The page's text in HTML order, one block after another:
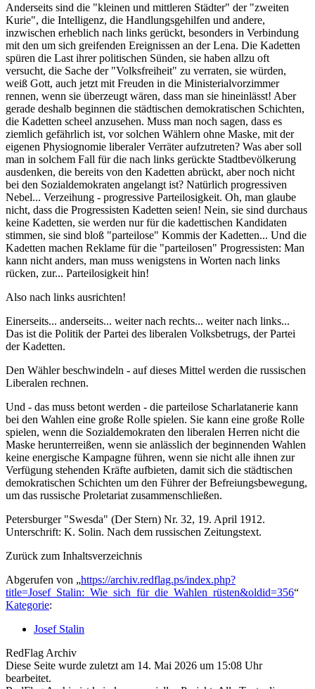
Anderseits sind die "kleinen und mittleren Städter" der "zweiten
Kurie", die Intelligenz, die Handlungsgehilfen und andere,
inzwischen erheblich nach links gerückt, besonders in Verbindung
mit den um sich greifenden Ereignissen an der Lena. Die Kadetten
spüren die Last ihrer politischen Sünden, sie haben allzu oft
versucht, die Sache der "Volksfreiheit" zu verraten, sie würden,
weiß Gott, auch jetzt mit Freuden in die Ministerialvorzimmer
rennen, wenn sie überzeugt wären, dass man sie hineinlässt! Aber
gerade deshalb beginnen die städtischen demokratischen Schichten,
die Kadetten scheel anzusehen. Muss man noch sagen, dass es
ziemlich gefährlich ist, vor solchen Wählern ohne Maske, mit der
eigenen Physiognomie liberaler Verräter aufzutreten? Was aber soll
man in solchem Fall für die nach links gerückte Stadtbevölkerung
ausdenken, die bereits von den Kadetten abrückt, aber noch nicht
bei den Sozialdemokraten angelangt ist? Natürlich progressiven
Nebel... Verzeihung - progressive Parteilosigkeit. Oh, man glaube
nicht, dass die Progressisten Kadetten seien! Nein, sie sind durchaus
keine Kadetten, sie werden nur für die kadettischen Kandidaten
stimmen, sie sind bloß "parteilose" Kommis der Kadetten... Und die
Kadetten machen Reklame für die "parteilosen" Progressisten: Man
kann nicht anders, man muss wenigstens in Worten nach links
rücken, zur... Parteilosigkeit hin!
Also nach links ausrichten!
Einerseits... anderseits... weiter nach rechts... weiter nach links...
Das ist die Politik der Partei des liberalen Volksbetrugs, der Partei
der Kadetten.
Den Wähler beschwindeln - auf dieses Mittel werden die russischen
Liberalen rechnen.
Und - das muss betont werden - die parteilose Scharlatanerie kann
bei den Wahlen eine große Rolle spielen. Sie kann eine große Rolle
spielen, wenn die Sozialdemokraten den liberalen Herren nicht die
Maske herunterreißen, wenn sie anlässlich der beginnenden Wahlen
keine energische Kampagne führen, wenn sie nicht alle ihnen zur
Verfügung stehenden Kräfte aufbieten, damit sich die städtischen
demokratischen Schichten um den Führer der Befreiungsbewegung,
um das russische Proletariat zusammenschließen.
Petersburger "Swesda" (Der Stern) Nr. 32, 19. April 1912.
Unterschrift: K. Solin. Nach dem russischen Zeitungstext.
Zurück zum Inhaltsverzeichnis
Abgerufen von „https://archiv.redflag.ps/index.php?
title=Josef_Stalin:_Wie_sich_für_die_Wahlen_rüsten&oldid=356“
Kategorie:
Josef Stalin
RedFlag Archiv
Diese Seite wurde zuletzt am 14. Mai 2026 um 15:08 Uhr
bearbeitet.